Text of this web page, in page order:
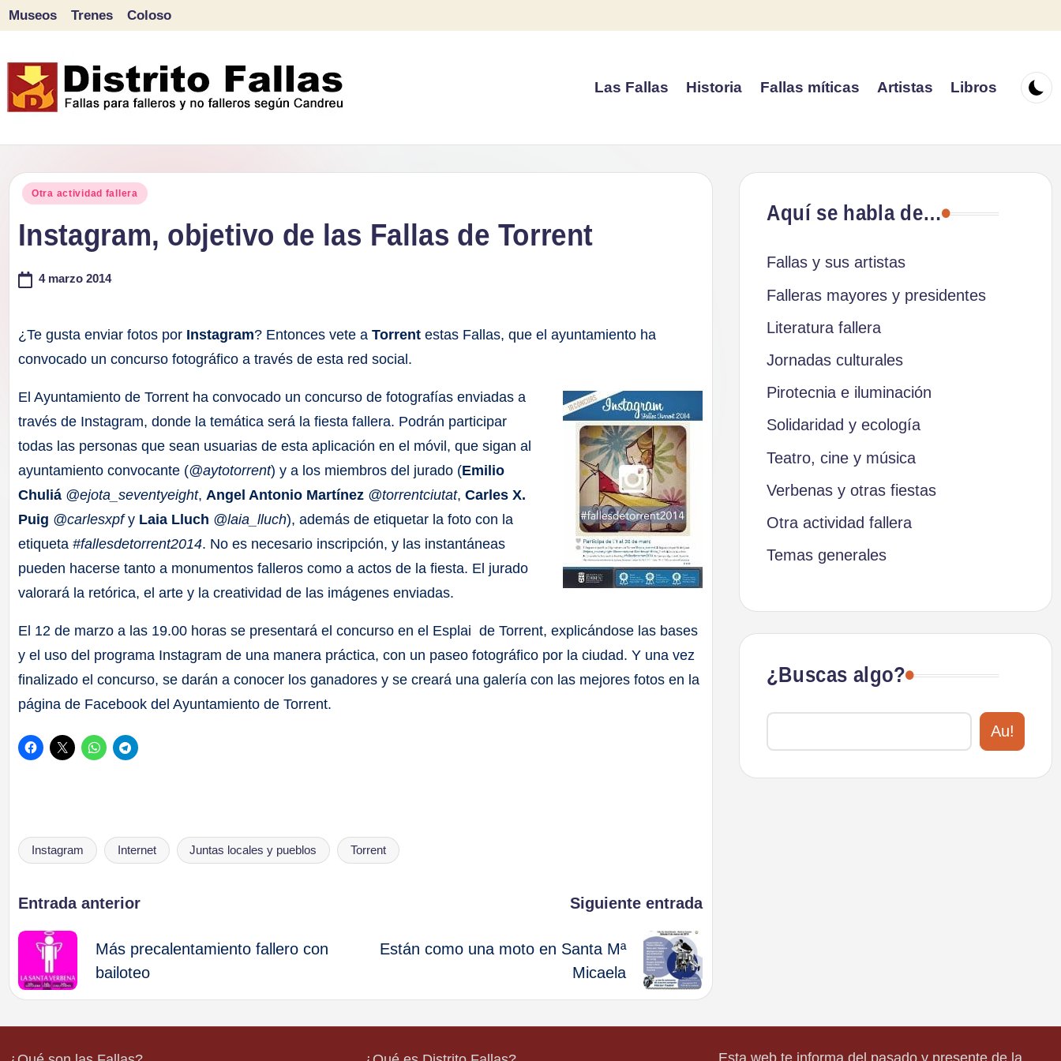
contenido
Museos Trenes Coloso
Las Fallas Historia Fallas míticas Artistas Libros
Publicado
Otra actividad fallera
Instagram, objetivo de las Fallas de Torrent
4 marzo 2014
¿Te gusta enviar fotos por Instagram? Entonces vete aTorrent estas Fallas, que el ayuntamiento ha
convocado un concurso fotográfico a través de esta red social.
El Ayuntamiento de Torrent ha convocado un concurso de fotografías enviadas a
través de Instagram, donde la temática será la fiesta fallera. Podrán participar
todas las personas que sean usuarias de esta aplicación en el móvil, que sigan al
ayuntamiento convocante (@aytotorrent) y a los miembros del jurado (Emilio
Chuliá @ejota_seventyeight,Angel Antonio Martínez @torrentciutat,Carles X.
Puig @carlesxpfy Laia Lluch @laia_lluch), además de etiquetar la foto con la
etiqueta#fallesdetorrent2014. No es necesario inscripción, y las instantáneas
pueden hacerse tanto a monumentos falleros como a actos de la fiesta. El jurado
valorará la retórica, el arte y la creatividad de las imágenes enviadas.
El 12 de marzo a las 19.00 horas se presentará el concurso en el Esplai de Torrent, explicándose las bases
y el uso del programa Instagram de una manera práctica, con un paseo fotográfico por la ciudad. Y una vez
finalizado el concurso, se darán a conocer los ganadores y se creará una galería con las mejores fotos en la
página de Facebook del Ayuntamiento de Torrent.
Etiquetas:
Instagram Internet Juntas locales y pueblos Torrent
Navegación
de
entradas
Entrada anterior
Más precalentamiento fallero con
bailoteo
Siguiente entrada
Están como una moto en Santa Mª
Micaela
Aquí se habla de…
Fallas y sus artistas
Falleras mayores y presidentes
Literatura fallera
Jornadas culturales
Pirotecnia e iluminación
Solidaridad y ecología
Teatro, cine y música
Verbenas y otras fiestas
Otra actividad fallera
Temas generales
¿Buscas algo?
Au!
Esta web te informa del pasado y presente de la